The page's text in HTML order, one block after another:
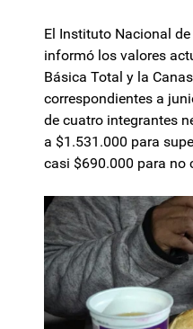
El Instituto Nacional
informó los valores
Básica Total y la
correspondientes a
de cuatro integrantes
a $1.531.000 para
casi $690.000 para no